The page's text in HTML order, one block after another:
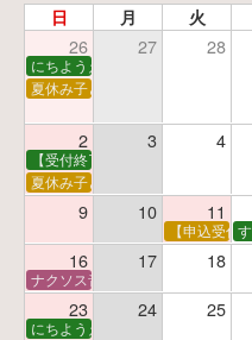
日 月 火
26 27 28
にちようえほん
夏休み子ども映画会
2 3 4
【受付終了】親子で挑戦！調べ学
夏休み子ども平和映画会
9 10 11
【申込受付
16 17 18
ナクソス音楽会 第5回 NHK交響
23 24 25
にちようえほん